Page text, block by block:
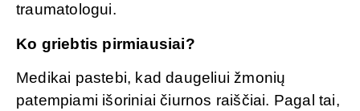
traumatologui.
Ko griebtis pirmiausiai?
Medikai pastebi, kad daugeliui žmonių
patempiami išoriniai čiurnos raiščiai. Pagal tai,